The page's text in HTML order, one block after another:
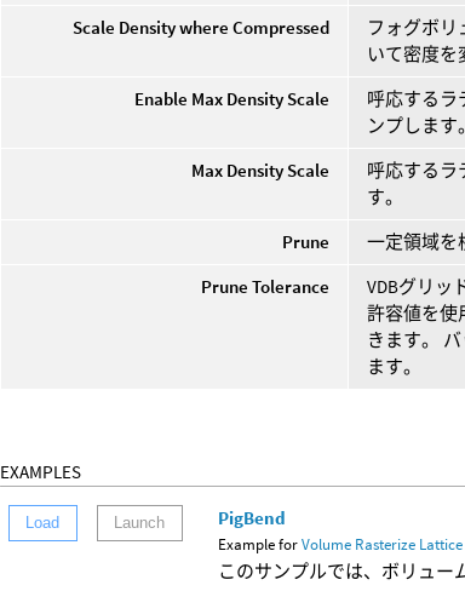
Scale Density where Compressed
フォグボ
いて密度を
Enable Max Density Scale
呼応するラ
ンプします。
Max Density Scale
呼応するラ
す。
Prune
一定領域を
Prune Tolerance
VDBグリッ
許容値を使
きます。
ます。
EXAMPLES
Load Launch PigBend
Example forVolume Rasterize Lattice
このサンプルでは、ボリュー